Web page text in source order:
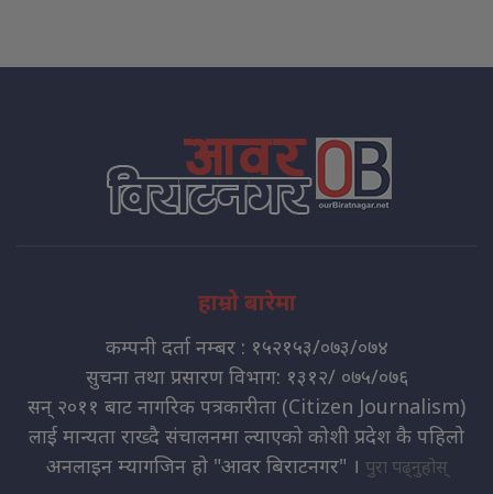
हाम्रो बारेमा
कम्पनी दर्ता नम्बर : १५२१५३/०७३/०७४
सुचना तथा प्रसारण विभाग: १३१२/ ०७५/०७६
सन् २०११ बाट नागरिक पत्रकारीता (Citizen Journalism)
लाई मान्यता राख्दै संचालनमा ल्याएको कोशी प्रदेश कै पहिलो
अनलाइन म्यागजिन हो "आवर बिराटनगर" । पुरा पढ्नुहोस्